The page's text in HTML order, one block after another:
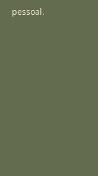
pessoal.